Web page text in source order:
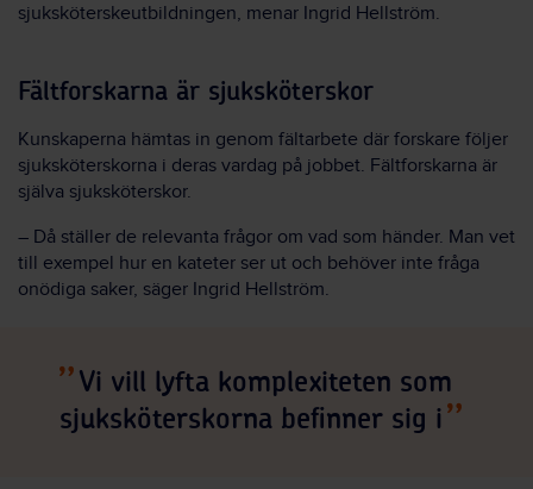
sjuksköterskeutbildningen, menar Ingrid Hellström.
Fältforskarna är sjuksköterskor
Kunskaperna hämtas in genom fältarbete där forskare följer
sjuksköterskorna i deras vardag på jobbet. Fältforskarna är
själva sjuksköterskor.
– Då ställer de relevanta frågor om vad som händer. Man vet
till exempel hur en kateter ser ut och behöver inte fråga
onödiga saker, säger Ingrid Hellström.
Vi vill lyfta komplexiteten som
sjuksköterskorna befinner sig i